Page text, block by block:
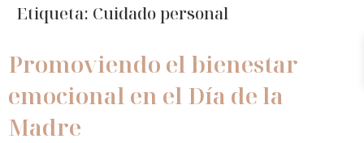
Etiqueta: Cuidado personal
Promoviendo el bienestar
emocional en el Día de la
Madre